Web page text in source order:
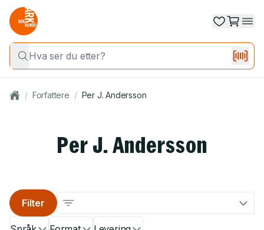
/ Forfattere / Per J. Andersson
Per J. Andersson
Filter